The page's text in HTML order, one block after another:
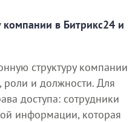
компании в Битрикс24 и
структуру компании
роли и должности. Для
доступа: сотрудники
информации, которая